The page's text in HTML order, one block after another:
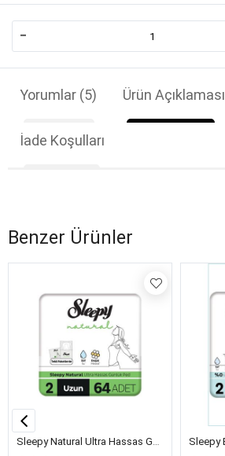
-
Yorumlar (5) Ürün Açıklaması
İade Koşulları
Benzer Ürünler
Sleepy Natural Ultra Hassas Günlük Ped Uzun 64 Adet Ped